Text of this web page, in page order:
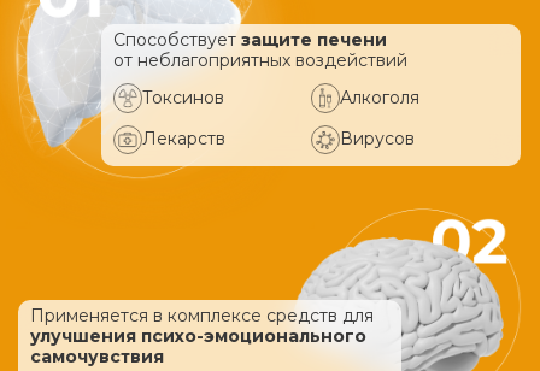
Способствует защите печени
от неблагоприятных воздействий
Токсинов
Алкоголя
Лекарств
Вирусов
Применяется в комплексе средств для
улучшения психо-эмоционального
самочувствия